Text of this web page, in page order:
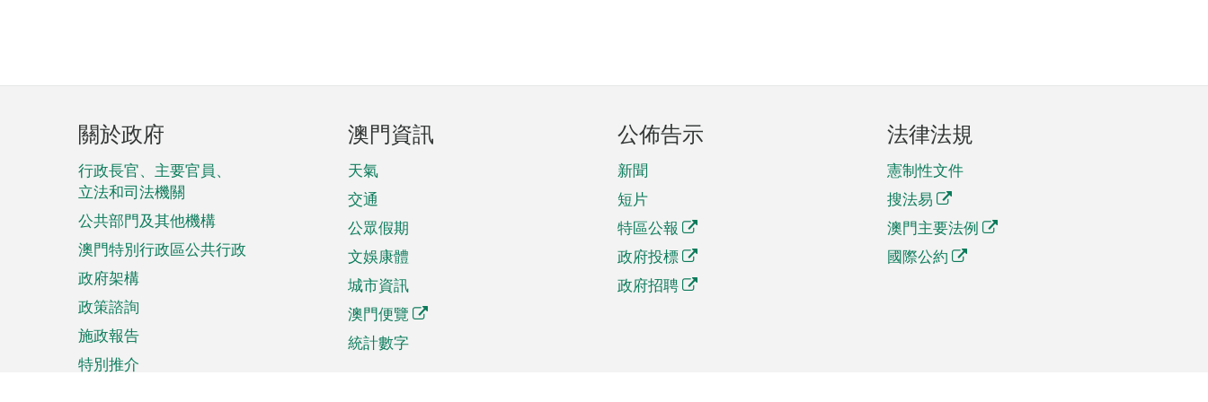
頁
腳
菜
單
關於政府
行政長官、主要官員、
立法和司法機關
公共部門及其他機構
澳門特別行政區公共行政
政府架構
政策諮詢
施政報告
特別推介
澳門資訊
天氣
交通
公眾假期
文娛康體
城市資訊
澳門便覽
統計數字
公佈告示
新聞
短片
特區公報
政府投標
政府招聘
法律法規
憲制性文件
搜法易
澳門主要法例
國際公約